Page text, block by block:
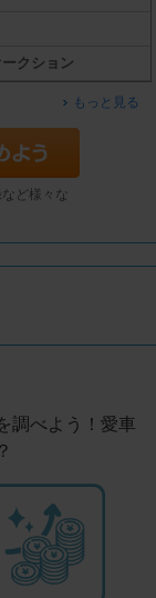
ークション
もっと見る
ど様々な
調べよう！愛車